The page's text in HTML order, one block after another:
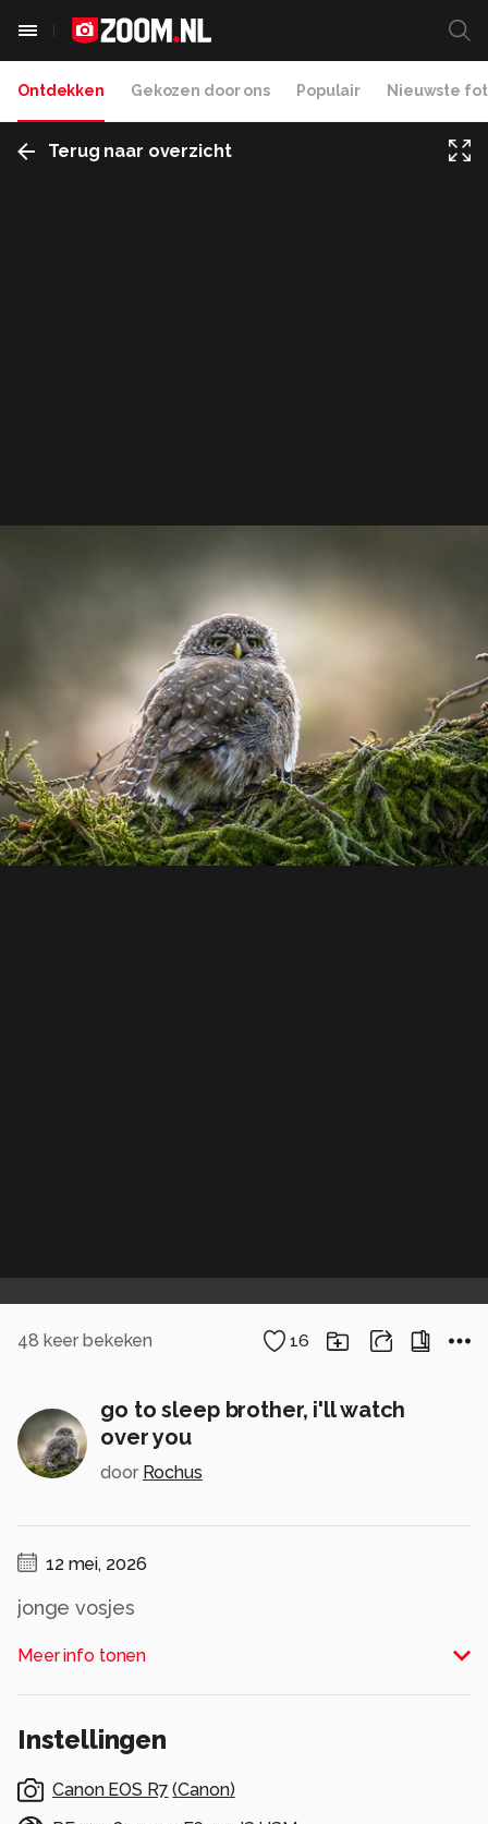
Ontdekken Gekozen door ons Populair Nieuwste
Terug naar overzicht
48 keer bekeken 16
go to sleep brother, i'll watch
over you
door Rochus
12 mei, 2026
jonge vosjes
Alle rechten voorbehouden
Meer info tonen
Instellingen
Canon EOS R7 (Canon)